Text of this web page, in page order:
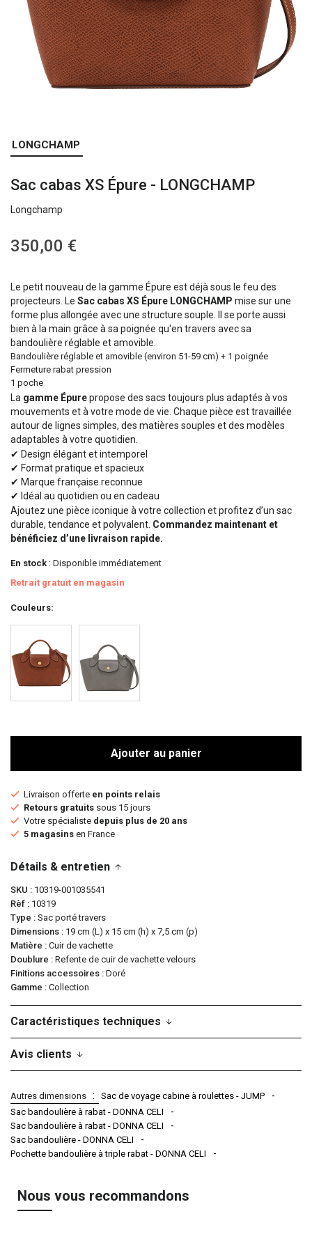
Skip
to
beginning
the
gallery
LONGCHAMP
Sac cabas XS Épure - LONGCHAMP
Longchamp
350,00 €
Le petit nouveau de la gamme Épure est déjà sous le feu des
projecteurs. Le Sac cabas XS Épure LONGCHAMP mise sur une
forme plus allongée avec une structure souple. Il se porte aussi
bien à la main grâce à sa poignée qu'en travers avec sa
bandoulière réglable et amovible.
Bandoulière réglable et amovible (environ 51-59 cm) + 1 poignée
Fermeture rabat pression
1 poche
La gamme Épurepropose des sacs toujours plus adaptés à vos
mouvements et à votre mode de vie. Chaque pièce est travaillée
autour de lignes simples, des matières souples et des modèles
adaptables à votre quotidien.
✔ Design élégant et intemporel
✔ Format pratique et spacieux
✔ Marque française reconnue
✔ Idéal au quotidien ou en cadeau
Ajoutez une pièce iconique à votre collection et profitez d’un sac
durable, tendance et polyvalent. Commandez maintenant et
bénéficiez d’une livraison rapide.
En stock : Disponible immédiatement
Retrait gratuit en magasin
Couleurs
Ajouter au panier
Livraison offerte en points relais
Retours gratuits sous 15 jours
Votre spécialiste depuis plus de 20 ans
5 magasins en France
Détails & entretien
SKU
10319-001035541
Rèf
10319
Type
Sac porté travers
Dimensions
19 cm (L) x 15 cm (h) x 7,5 cm (p)
Matière
Cuir de vachette
Doublure
Refente de cuir de vachette velours
Finitions accessoires Doré
Gamme
Collection
Caractéristiques techniques
Avis clients
Autres dimensions
Sac de voyage cabine à roulettes - JUMP
Sac bandoulière à rabat - DONNA CELI
Sac bandoulière à rabat - DONNA CELI
Sac bandoulière - DONNA CELI
Pochette bandoulière à triple rabat - DONNA CELI
Nous vous recommandons